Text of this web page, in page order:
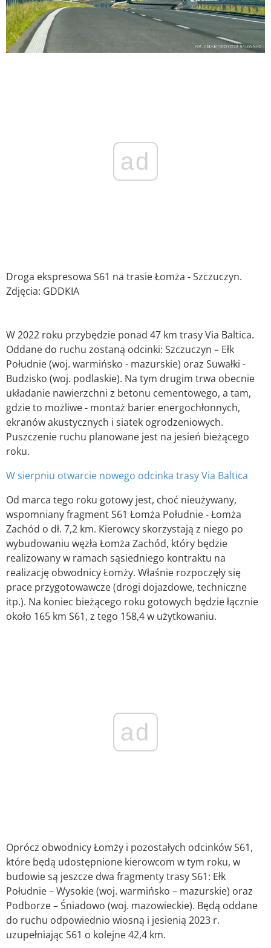
ad
Droga ekspresowa S61 na trasie Łomża - Szczuczyn.
Zdjęcia: GDDKIA
W 2022 roku przybędzie ponad 47 km trasy Via Baltica.
Oddane do ruchu zostaną odcinki: Szczuczyn – Ełk
Południe (woj. warmińsko - mazurskie) oraz Suwałki -
Budzisko (woj. podlaskie). Na tym drugim trwa obecnie
układanie nawierzchni z betonu cementowego, a tam,
gdzie to możliwe - montaż barier energochłonnych,
ekranów akustycznych i siatek ogrodzeniowych.
Puszczenie ruchu planowane jest na jesień bieżącego
roku.
W sierpniu otwarcie nowego odcinka trasy Via Baltica
Od marca tego roku gotowy jest, choć nieużywany,
wspomniany fragment S61 Łomża Południe - Łomża
Zachód o dł. 7,2 km. Kierowcy skorzystają z niego po
wybudowaniu węzła Łomża Zachód, który będzie
realizowany w ramach sąsiedniego kontraktu na
realizację obwodnicy Łomży. Właśnie rozpoczęły się
prace przygotowawcze (drogi dojazdowe, techniczne
itp.). Na koniec bieżącego roku gotowych będzie łącznie
około 165 km S61, z tego 158,4 w użytkowaniu.
ad
Oprócz obwodnicy Łomży i pozostałych odcinków S61,
które będą udostępnione kierowcom w tym roku, w
budowie są jeszcze dwa fragmenty trasy S61: Ełk
Południe – Wysokie (woj. warmińsko – mazurskie) oraz
Podborze – Śniadowo (woj. mazowieckie). Będą oddane
do ruchu odpowiednio wiosną i jesienią 2023 r.
uzupełniając S61 o kolejne 42,4 km.